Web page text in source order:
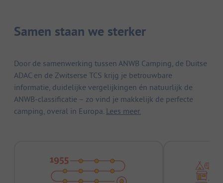
Samen staan we sterker
Door de samenwerking tussen ANWB Camping, de Duitse
ADAC en de Zwitserse TCS krijg je betrouwbare
informatie, duidelijke vergelijkingen én natuurlijk de
ANWB-classificatie – zo vind je makkelijk de perfecte
camping, overal in Europa. Lees meer.